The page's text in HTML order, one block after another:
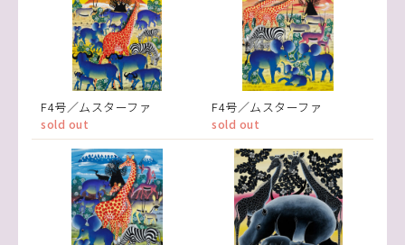
F4号／ムスターファ
sold out
F4号／ムスターファ
sold out